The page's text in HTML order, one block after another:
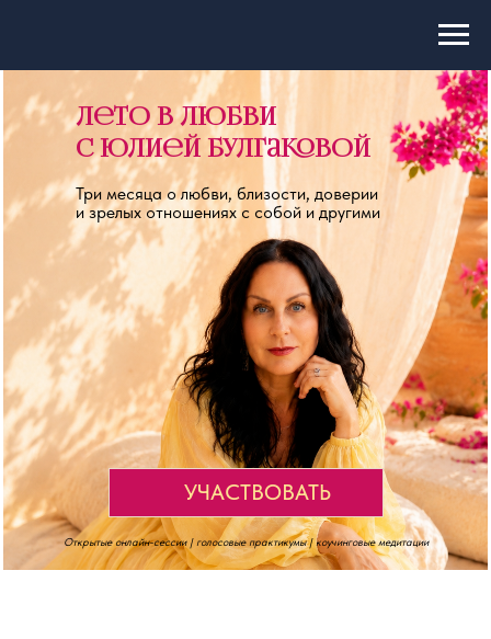
Лето в любви
с Юлией Булгаковой
Три месяца о любви, близости, доверии
и зрелых отношениях с собой и другими
Открытые онлайн-сессии | голосовые практикумы | коучинговые медитации
УЧАСТВОВАТЬ